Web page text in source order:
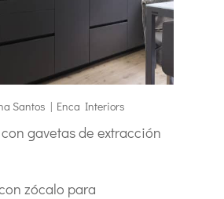
Santos | Enca Interiors
gavetas de extracción
zócalo para